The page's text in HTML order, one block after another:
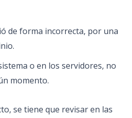
de forma incorrecta, por una
o en los servidores, no
momento.
se tiene que revisar en las